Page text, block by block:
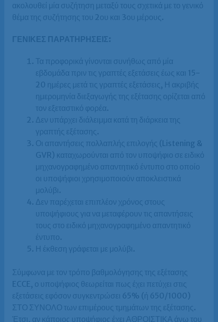
ακολουθεί μία συζήτηση μεταξύ τους σχετικά με το γενικό
θέμα της συζήτησης του 2ου και 3ου μέρους.
ΓΕΝΙΚΕΣ ΠΑΡΑΤΗΡΗΣΕΙΣ:
Τα προφορικά γίνονται συνήθως από μία
εβδομάδα πριν τις γραπτές εξετάσεις έως και 15-
20 ημέρες μετά τις γραπτές εξετάσεις, Η ακριβής
ημερομηνία διεξαγωγής της εξέτασης ορίζεται από
τον εξεταστικό φορέα.
Δεν υπάρχει διάλειμμα κατά τη διάρκεια της
γραπτής εξέτασης.
Οι απαντήσεις πολλαπλής επιλογής (Listening &
GVR) καταχωρούνται από τον υποψήφιο σε ειδικό
μηχανογραφημένο απαντητικό έντυπο στο οποίο
οι υποψήφιοι χρησιμοποιούν αποκλειστικά
μολύβι.
Δεν παρέχεται επιπλέον χρόνος στους
υποψήφιους για να μεταφέρουν τις απαντήσεις
τους στο ειδικό μηχανογραφημένο απαντητικό
έντυπο.
Η έκθεση γράφεται με μολύβι.
Σύμφωνα με τον τρόπο βαθμολόγησης της εξέτασης
ECCE, ο υποψήφιος θεωρείται πως έχει πετύχει στις
εξετάσεις εφόσον συγκεντρώσει 65% (ή 650/1000)
ΣΤΟ ΣΥΝΟΛΟ των επιμέρους τμημάτων της εξέτασης.
Έτσι, αν κάποιος υποψήφιος έχει ΑΘΡΟΙΣΤΙΚΑ άνω του